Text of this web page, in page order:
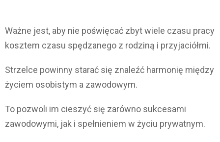
Ważne jest, aby nie poświęcać zbyt wiele czasu pracy
kosztem czasu spędzanego z rodziną i przyjaciółmi.
Strzelce powinny starać się znaleźć harmonię między
życiem osobistym a zawodowym.
To pozwoli im cieszyć się zarówno sukcesami
zawodowymi, jak i spełnieniem w życiu prywatnym.